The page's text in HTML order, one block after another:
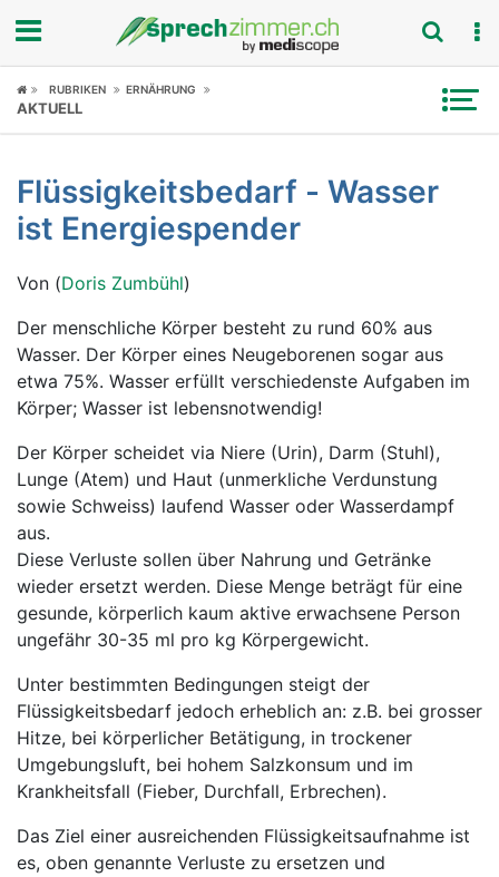
Fokus
Symptome
Untersuchungen
Ratgeber
Rubriken
RUBRIKEN ERNÄHRUNG
AKTUELL
Flüssigkeitsbedarf - Wasser
ist Energiespender
Von (Doris Zumbühl)
Der menschliche Körper besteht zu rund 60% aus
Wasser. Der Körper eines Neugeborenen sogar aus
etwa 75%. Wasser erfüllt verschiedenste Aufgaben im
Körper; Wasser ist lebensnotwendig!
Der Körper scheidet via Niere (Urin), Darm (Stuhl),
Lunge (Atem) und Haut (unmerkliche Verdunstung
sowie Schweiss) laufend Wasser oder Wasserdampf
aus.
Diese Verluste sollen über Nahrung und Getränke
wieder ersetzt werden. Diese Menge beträgt für eine
gesunde, körperlich kaum aktive erwachsene Person
ungefähr 30-35 ml pro kg Körpergewicht.
Unter bestimmten Bedingungen steigt der
Flüssigkeitsbedarf jedoch erheblich an: z.B. bei grosser
Hitze, bei körperlicher Betätigung, in trockener
Umgebungsluft, bei hohem Salzkonsum und im
Krankheitsfall (Fieber, Durchfall, Erbrechen).
Das Ziel einer ausreichenden Flüssigkeitsaufnahme ist
es, oben genannte Verluste zu ersetzen und